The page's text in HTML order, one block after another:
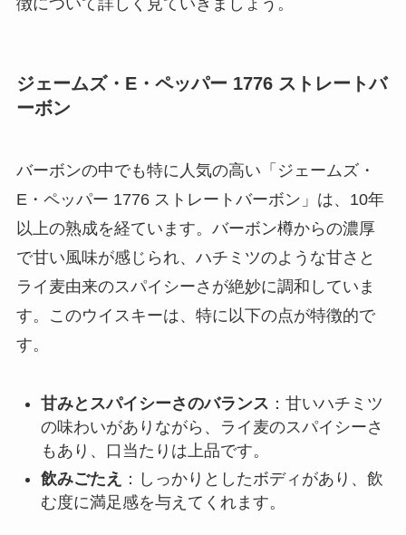
ジェームズ・E・ペッパー 1776 ストレートバ
ーボン
バーボンの中でも特に人気の高い「ジェームズ・
E・ペッパー 1776 ストレートバーボン」は、10年
以上の熟成を経ています。バーボン樽からの濃厚
で甘い風味が感じられ、ハチミツのような甘さと
ライ麦由来のスパイシーさが絶妙に調和していま
す。このウイスキーは、特に以下の点が特徴的で
す。
甘みとスパイシーさのバランス ：甘いハチミツ
の味わいがありながら、ライ麦のスパイシーさ
もあり、口当たりは上品です。
飲みごたえ
：しっかりとしたボディがあり、飲
む度に満足感を与えてくれます。